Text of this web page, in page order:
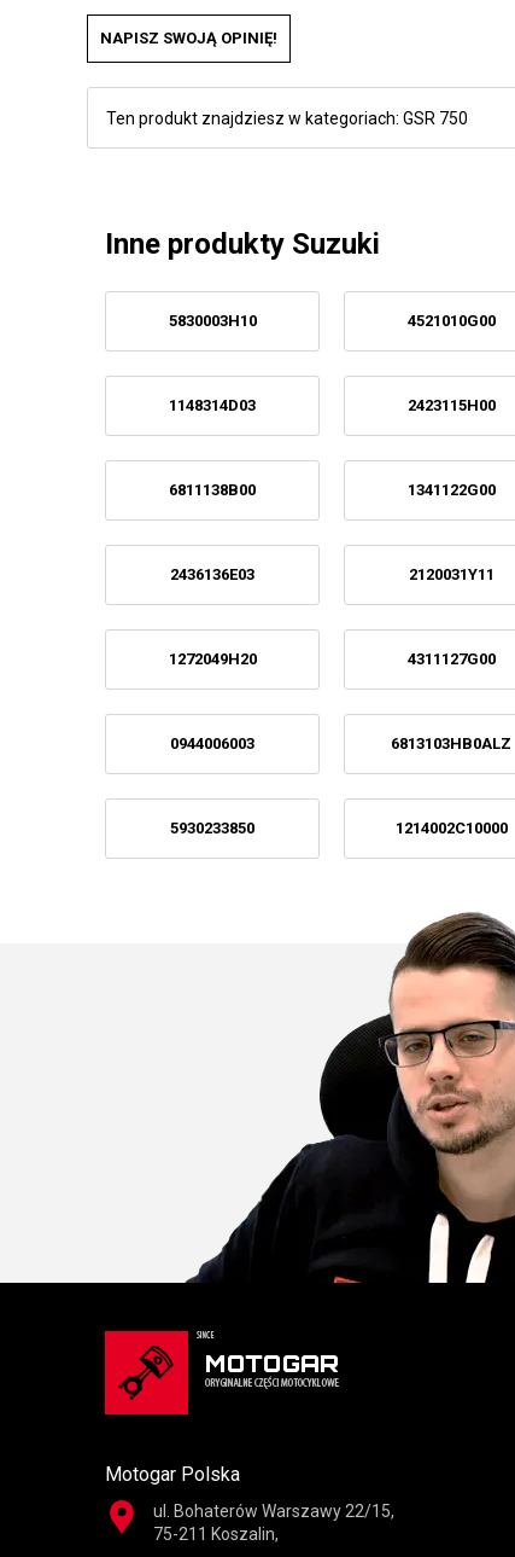
NAPISZ SWOJĄ OPINIĘ!
Ten produkt znajdziesz w kategoriach: GSR 750
Inne produkty Suzuki
5830003H10 4521010G00
1148314D03 2423115H00
6811138B00 1341122G00
2436136E03 2120031Y11
1272049H20 4311127G00
0944006003 6813103HB0ALZ
5930233850 1214002C10000
Motogar Polska
ul. Bohaterów Warszawy 22/15,
75-211 Koszalin,